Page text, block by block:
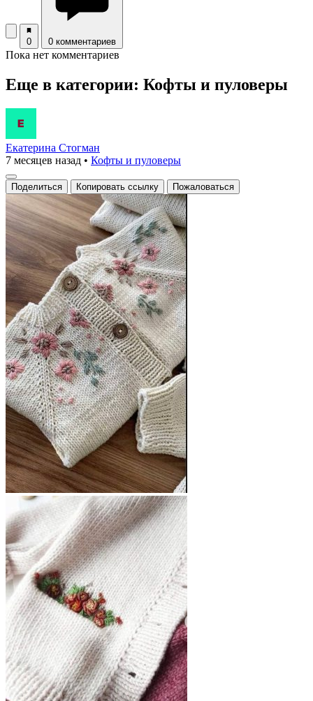
0 0 комментариев
Пока нет комментариев
Еще в категории: Кофты и пуловеры
Екатерина Стогман
7 месяцев назад • Кофты и пуловеры
Поделиться Копировать ссылку Пожаловаться